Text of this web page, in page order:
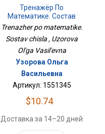
Тренажёр По
Математике. Состав
Числа
Trenazher po matematike.
Sostav chisla , Uzorova
Ol'ga Vasil'evna
Узорова Ольга
Васильевна
Артикул: 1551345
$10.74
Доставка за 14–20 дней